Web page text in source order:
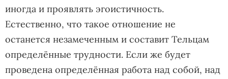
иногда и проявлять эгоистичность.
Естественно, что такое отношение не
останется незамеченным и составит Тельцам
определённые трудности. Если же будет
проведена определённая работа над собой, над